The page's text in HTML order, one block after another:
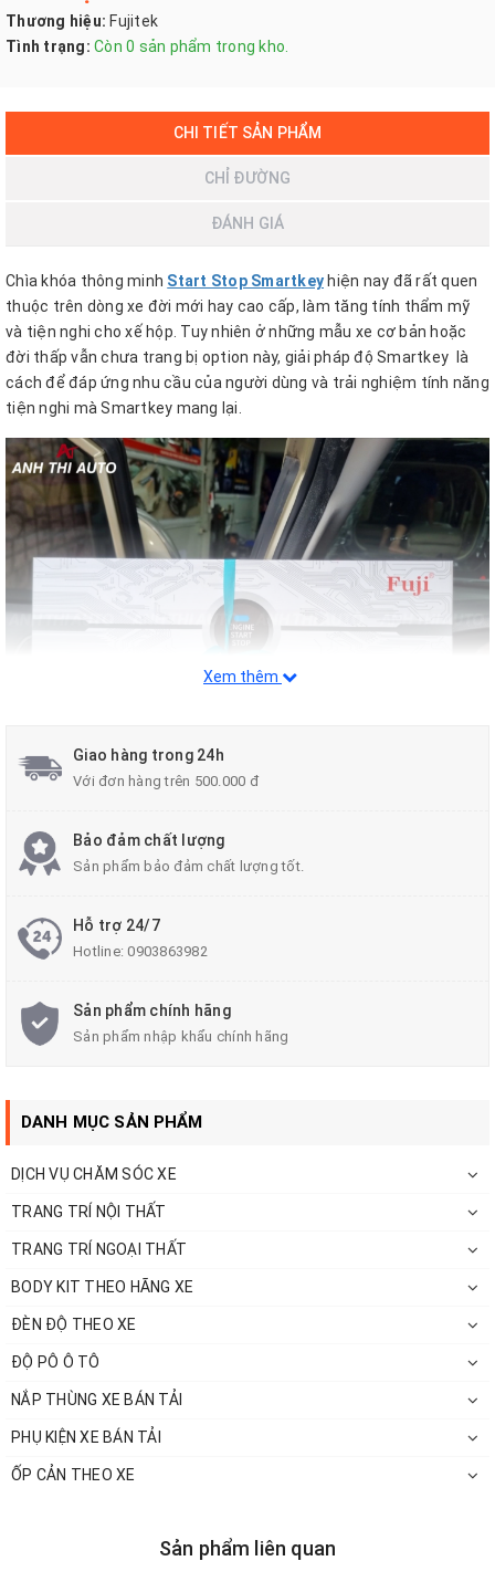
Thương hiệu: Fujitek
Tình trạng: Còn 0 sản phẩm trong kho.
CHI TIẾT SẢN PHẨM
CHỈ ĐƯỜNG
ĐÁNH GIÁ
Chìa khóa thông minh Start Stop Smartkey hiện nay đã rất quen
thuộc trên dòng xe đời mới hay cao cấp, làm tăng tính thẩm mỹ
và tiện nghi cho xế hộp. Tuy nhiên ở những mẫu xe cơ bản hoặc
đời thấp vẫn chưa trang bị option này, giải pháp độ Smartkey là
cách để đáp ứng nhu cầu của người dùng và trải nghiệm tính năng
tiện nghi mà Smartkey mang lại.
Việc nâng cấp Start Stop Smartkey xe KIA Morning
và an toàn không gây ảnh hưởng gì tới hệ thống điện của xe với bộ
sản phẩm FUJI cắm giắc 100%.
minh?
các nút bấm. Chiếc chìa khóa được công nghệ hóa, cài đặt cảm
Nhờ hoạt động dựa trên nguyên lý sóng điện từ mà chiếc chìa
khóa có khả năng tự động đóng cửa khi chủ xe quên khi ra khỏi xe,
Xem thêm
Giao hàng trong 24h
Với đơn hàng trên 500.000 đ
Bảo đảm chất lượng
Sản phẩm bảo đảm chất lượng tốt.
Hỗ trợ 24/7
Hotline:0903863982
Sản phẩm chính hãng
Sản phẩm nhập khẩu chính hãng
DANH MỤC SẢN PHẨM
DỊCH VỤ CHĂM SÓC XE
TRANG TRÍ NỘI THẤT
TRANG TRÍ NGOẠI THẤT
BODY KIT THEO HÃNG XE
ĐÈN ĐỘ THEO XE
ĐỘ PÔ Ô TÔ
NẮP THÙNG XE BÁN TẢI
PHỤ KIỆN XE BÁN TẢI
ỐP CẢN THEO XE
Sản phẩm liên quan